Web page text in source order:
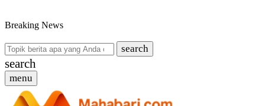
Breaking News
search
search
menu